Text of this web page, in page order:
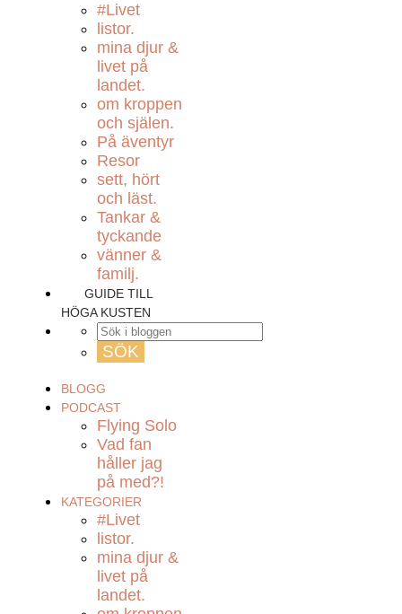
#Livet
listor.
mina djur &
livet på
landet.
om kroppen
och själen.
På äventyr
Resor
sett, hört
och läst.
Tankar &
tyckande
vänner &
familj.
GUIDE TILL
HÖGA KUSTEN
BLOGG
PODCAST
Flying Solo
Vad fan
håller jag
på med?!
KATEGORIER
#Livet
listor.
mina djur &
livet på
landet.